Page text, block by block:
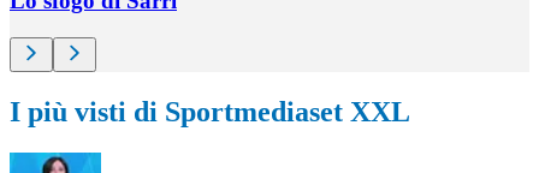
I più visti di Sportmediaset XXL